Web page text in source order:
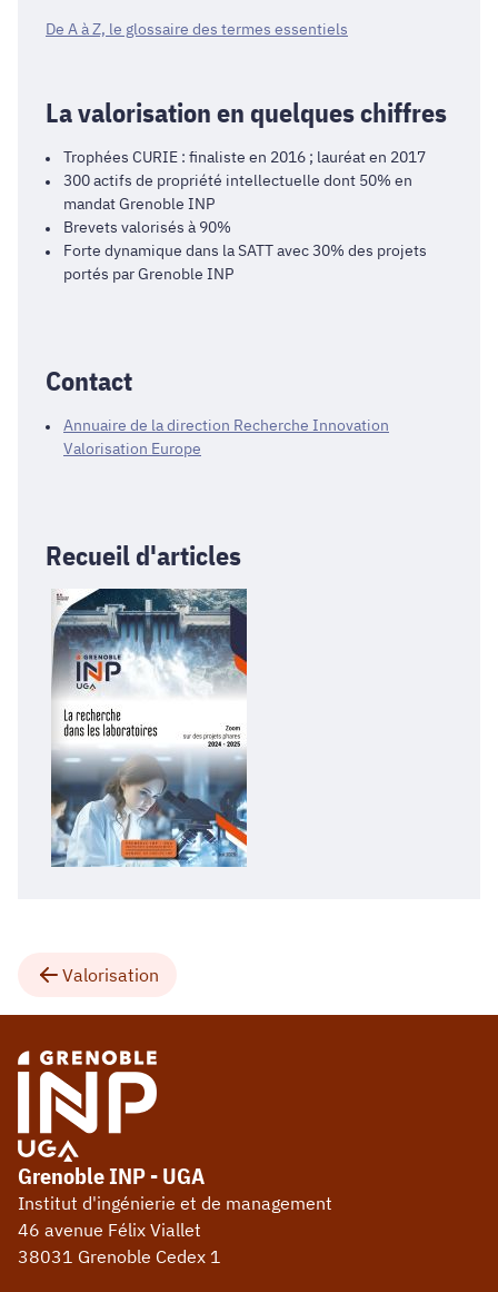
De A à Z, le glossaire des termes essentiels
La valorisation en quelques chiffres
Trophées CURIE : finaliste en 2016 ; lauréat en 2017
300 actifs de propriété intellectuelle dont 50% en
mandat Grenoble INP
Brevets valorisés à 90%
Forte dynamique dans la SATT avec 30% des projets
portés par Grenoble INP
Contact
Annuaire de la direction Recherche Innovation
Valorisation Europe
Recueil d'articles
Valorisation
Grenoble INP - UGA
Institut d'ingénierie et de management
46 avenue Félix Viallet
38031 Grenoble Cedex 1